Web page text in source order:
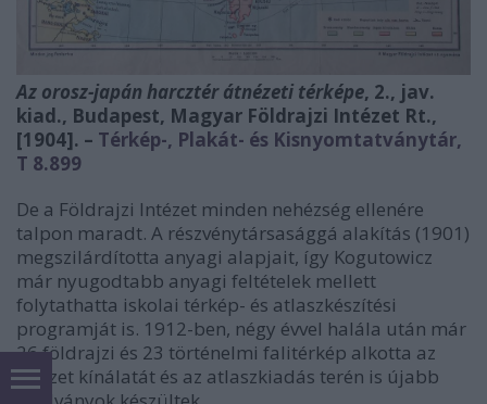
Az orosz-japán harcztér átnézeti térképe, 2., jav.
kiad., Budapest, Magyar Földrajzi Intézet Rt.,
[1904]. – Térkép-, Plakát- és Kisnyomtatványtár,
T 8.899
De a Földrajzi Intézet minden nehézség ellenére
talpon maradt. A részvénytársasággá alakítás (1901)
megszilárdította anyagi alapjait, így Kogutowicz
már nyugodtabb anyagi feltételek mellett
folytathatta iskolai térkép- és atlaszkészítési
programját is. 1912-ben, négy évvel halála után már
26 földrajzi és 23 történelmi falitérkép alkotta az
intézet kínálatát és az atlaszkiadás terén is újabb